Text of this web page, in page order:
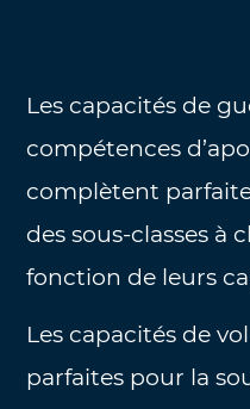
Les capacités de
compétences
complètent
des sous-classes à
fonction de leurs
Les capacités de
parfaites pour la